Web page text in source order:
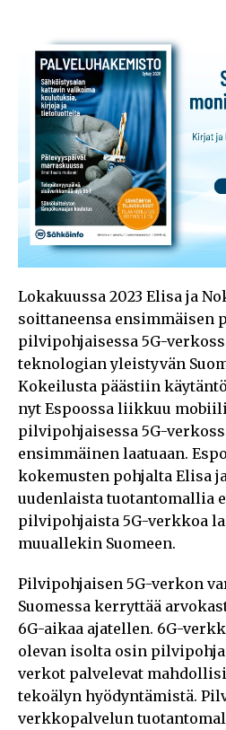
Lokakuussa 2023 Elisa ja
soittaneensa ensimmäisen
pilvipohjaisessa 5G-
teknologian yleistyvän
Kokeilusta päästiin
nyt Espoossa liikkuu
pilvipohjaisessa 5G-
ensimmäinen laatuaan.
kokemusten pohjalta Elisa
uudenlaista tuotantomallia
pilvipohjaista 5G-verkkoa
muuallekin Suomeen.
Pilvipohjaisen 5G-verkon
Suomessa kerryttää
6G-aikaa ajatellen. 6G-
olevan isolta osin
verkot palvelevat
tekoälyn hyödyntämistä.
verkkopalvelun